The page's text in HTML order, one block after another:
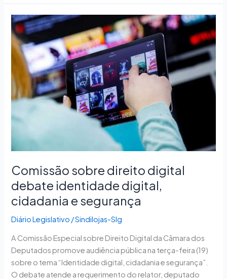
Comissão sobre direito digital
debate identidade digital,
cidadania e segurança
Diário Legislativo /Sindilojas-Slg
A Comissão Especial sobre Direito Digital da Câmara dos
Deputados promove audiência pública na terça-feira (19)
sobre o tema “Identidade digital, cidadania e segurança”.
O debate atende a requerimento do relator, deputado
Comissão
sobre
direito
digital
debate
identidade
digital,
cidadania
e